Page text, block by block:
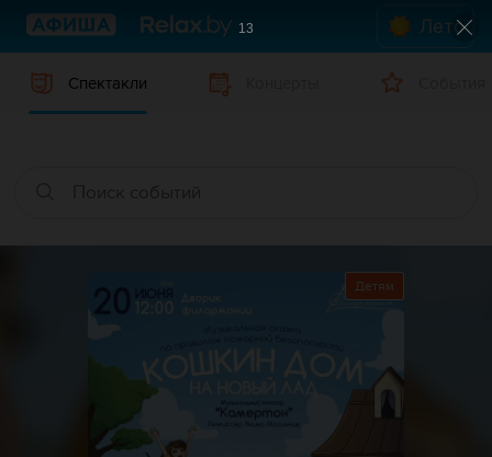
Лето
Спектакли
Детям
12